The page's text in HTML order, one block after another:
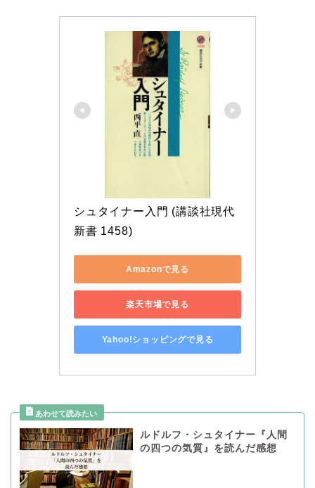
シュタイナー入門 (講談社現代
新書 1458)
Amazonで見る
楽天市場で見る
Yahoo!ショッピングで見る
ルドルフ・シュタイナー『人間
の四つの気質』を読んだ感想